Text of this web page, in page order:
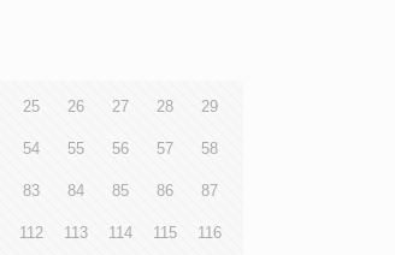
25 26 27 28 29
54 55 56 57 58
83 84 85 86 87
112 113 114 115 116